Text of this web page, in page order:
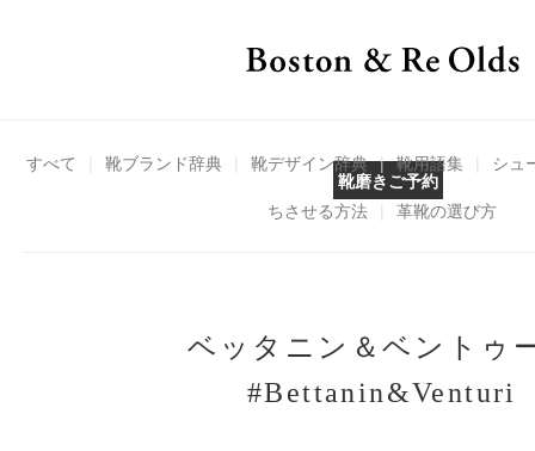
靴磨きご予約
すべて 靴ブランド辞典 靴デザイン辞典 | 靴用語集
シュ
ちさせる方法
革靴の選び方
ベッタニン＆ベントゥ
#Bettanin&Venturi